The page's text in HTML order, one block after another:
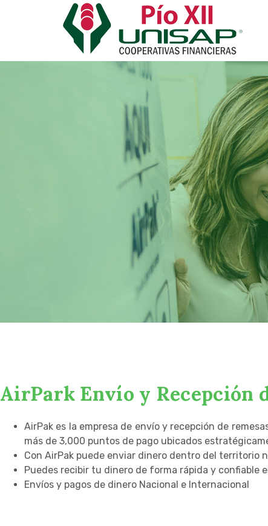
AirPark Envío y Recepción
AirPak es la empresa de envío y recepción de
más de 3,000 puntos de pago ubicados
Con AirPak puede enviar dinero dentro del territorio
Puedes recibir tu dinero de forma rápida y confiable
Envíos y pagos de dinero Nacional e Internacional